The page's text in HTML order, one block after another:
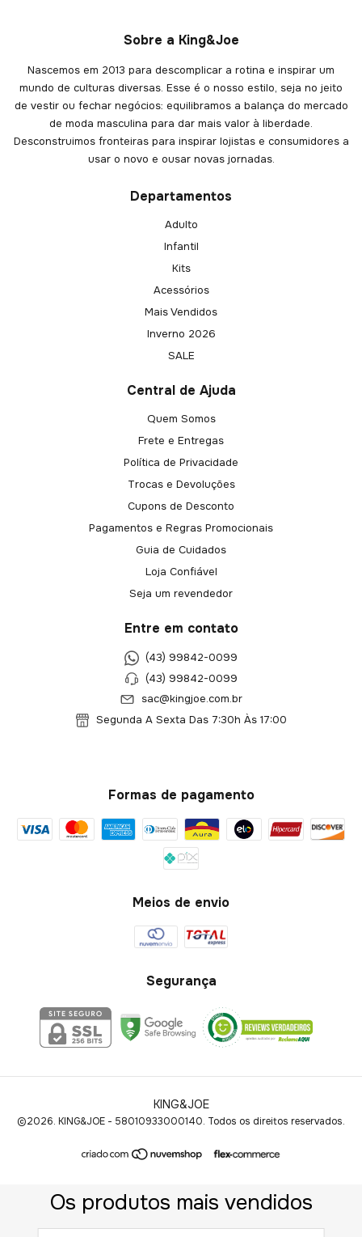
Sobre a King&Joe
Nascemos em 2013 para descomplicar a rotina e inspirar um
mundo de culturas diversas. Esse é o nosso estilo, seja no jeito
de vestir ou fechar negócios: equilibramos a balança do mercado
de moda masculina para dar mais valor à liberdade.
Desconstruimos fronteiras para inspirar lojistas e consumidores a
usar o novo e ousar novas jornadas.
Departamentos
Adulto
Infantil
Kits
Acessórios
Mais Vendidos
Inverno 2026
SALE
Central de Ajuda
Quem Somos
Frete e Entregas
Política de Privacidade
Trocas e Devoluções
Cupons de Desconto
Pagamentos e Regras Promocionais
Guia de Cuidados
Loja Confiável
Seja um revendedor
Entre em contato
(43) 99842-0099
(43) 99842-0099
sac@kingjoe.com.br
Segunda A Sexta Das 7:30h Às 17:00
Formas de pagamento
Meios de envio
Segurança
KING&JOE
©2026. KING&JOE - 58010933000140. Todos os direitos reservados.